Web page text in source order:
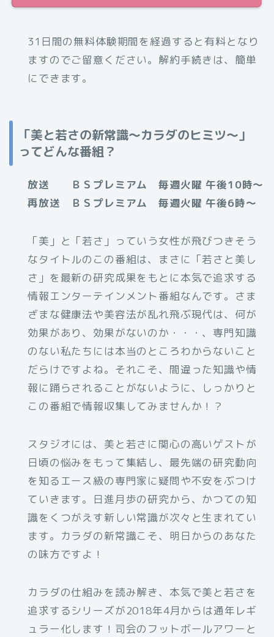
31日間の無料体験期間を経過すると有料となり
ますのでご留意ください。解約手続きは、簡単
にできます。
「美と若さの新常識～カラダのヒミツ～」
ってどんな番組？
放送 ＢＳプレミアム 毎週火曜 午後10時～
再放送 ＢＳプレミアム 毎週火曜 午後6時～
「美」と「若さ」っていう女性が飛びつきそう
なタイトルのこの番組は、まさに「若さと美し
さ」を最新の研究成果をもとに本気で追求する
情報エンターテインメント番組なんです。さま
ざまな健康法や美容法が乱れ飛ぶ現代は、何が
効果があり、効果がないのか・・・、専門知識
のない私たちには本当のところわからないこと
だらけですよね。それこそ、間違った知識や情
報に踊らされることがないように、しっかりと
この番組で情報収集してみませんか！？
スタジオには、美と若さに関心の高いゲストが
日頃の悩みをもって集結し、最先端の研究動向
を知るエース級の専門家に疑問や不安をぶつけ
ていきます。日進月歩の研究から、かつての知
識をくつがえす新しい常識が次々と生まれてい
ます。カラダの新常識こそ、明日からのあなた
の味方ですよ！
カラダの仕組みを読み解き、本気で美と若さを
追求するシリーズが2018年4月からは通年レギ
ュラー化します！司会のフットボールアワーと